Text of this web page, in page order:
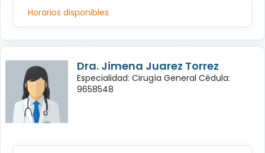
Horarios disponibles
Dra. Jimena Juarez Torrez
Especialidad: Cirugía General Cédula:
9658548